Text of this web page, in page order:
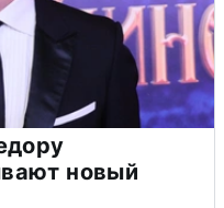
новый